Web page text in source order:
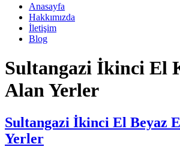
Anasayfa
Hakkımızda
İletişim
Blog
Sultangazi İkinci El
Alan Yerler
Sultangazi İkinci El Beyaz
Yerler